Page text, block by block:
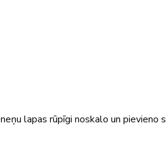
lapas rūpīgi noskalo un pievieno